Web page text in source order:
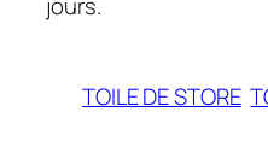
TOILE DE STORE